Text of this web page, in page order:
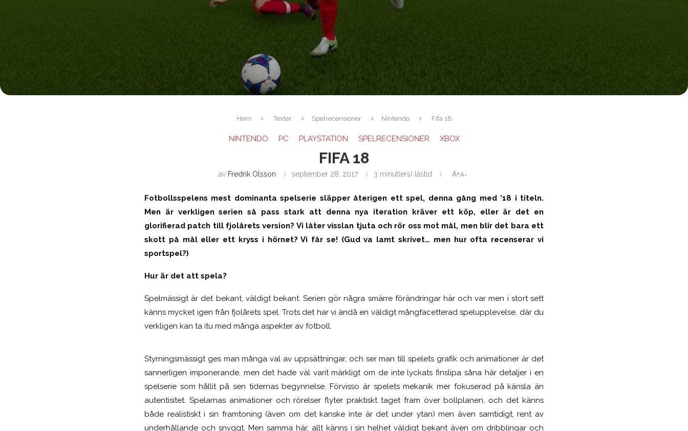
Hem Texter Spelrecensioner Nintendo Fifa 18
NINTENDO PC PLAYSTATION SPELRECENSIONER XBOX
FIFA 18
av Fredrik Olsson september 28, 2017 3 minut(ers) lästid A+A-
Fotbollsspelens mest dominanta spelserie släpper återigen ett spel, denna gång med ’18 i titeln.
Men är verkligen serien så pass stark att denna nya iteration kräver ett köp, eller är det en
glorifierad patch till fjolårets version? Vi låter visslan tjuta och rör oss mot mål, men blir det bara ett
skott på mål eller ett kryss i hörnet? Vi får se! (Gud va lamt skrivet… men hur ofta recenserar vi
sportspel?)
Hur är det att spela?
Spelmässigt är det bekant, väldigt bekant. Serien gör några smärre förändringar här och var men i stort sett
känns mycket igen från fjolårets spel. Trots det har vi ändå en väldigt mångfacetterad spelupplevelse, där du
verkligen kan ta itu med många aspekter av fotboll.
Styrningsmässigt ges man många val av uppsättningar, och ser man till spelets grafik och animationer är det
sannerligen imponerande, men det hade väl varit märkligt om de inte lyckats finslipa såna här detaljer i en
spelserie som hållit på sen tidernas begynnelse. Förvisso är spelets mekanik mer fokuserad på känsla än
autentisitet. Spelarnas animationer och rörelser flyter praktiskt taget fram över bollplanen, och det känns
både realistiskt i sin framtoning (även om det kanske inte är det under ytan) men även samtidigt, rent av
underhållande och snyggt. Men samma här, allt känns i sin helhet väldigt bekant även om dribblingar och